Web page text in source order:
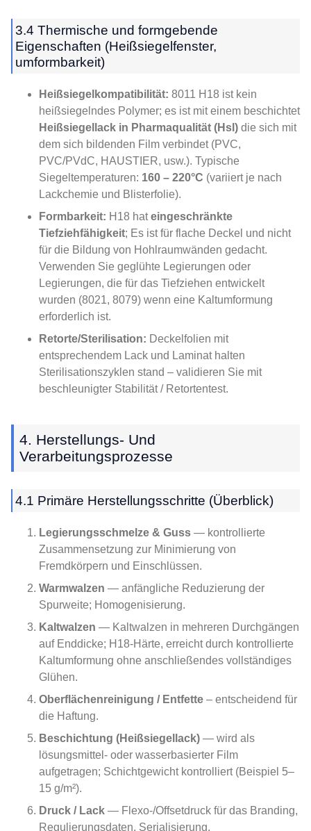
3.4 Thermische und formgebende
Eigenschaften (Heißsiegelfenster,
umformbarkeit)
Heißsiegelkompatibilität: 8011 H18 ist kein
heißsiegelndes Polymer; es ist mit einem beschichtet
Heißsiegellack in Pharmaqualität (Hsl) die sich mit
dem sich bildenden Film verbindet (PVC,
PVC/PVdC, HAUSTIER, usw.). Typische
Siegeltemperaturen: 160 – 220°C (variiert je nach
Lackchemie und Blisterfolie).
Formbarkeit: H18 hateingeschränkte
Tiefziehfähigkeit; Es ist für flache Deckel und nicht
für die Bildung von Hohlraumwänden gedacht.
Verwenden Sie geglühte Legierungen oder
Legierungen, die für das Tiefziehen entwickelt
wurden (8021, 8079) wenn eine Kaltumformung
erforderlich ist.
Retorte/Sterilisation: Deckelfolien mit
entsprechendem Lack und Laminat halten
Sterilisationszyklen stand – validieren Sie mit
beschleunigter Stabilität / Retortentest.
4. Herstellungs- Und
Verarbeitungsprozesse
4.1 Primäre Herstellungsschritte (Überblick)
Legierungsschmelze & Guss — kontrollierte
Zusammensetzung zur Minimierung von
Fremdkörpern und Einschlüssen.
Warmwalzen — anfängliche Reduzierung der
Spurweite; Homogenisierung.
Kaltwalzen — Kaltwalzen in mehreren Durchgängen
auf Enddicke; H18-Härte, erreicht durch kontrollierte
Kaltumformung ohne anschließendes vollständiges
Glühen.
Oberflächenreinigung / Entfette – entscheidend für
die Haftung.
Beschichtung (Heißsiegellack) — wird als
lösungsmittel- oder wasserbasierter Film
aufgetragen; Schichtgewicht kontrolliert (Beispiel 5–
15 g/m²).
Druck / Lack — Flexo-/Offsetdruck für das Branding,
Regulierungsdaten, Serialisierung.